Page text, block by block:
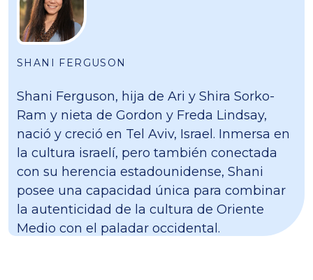
SHANI FERGUSON
Shani Ferguson, hija de Ari y Shira Sorko-
Ram y nieta de Gordon y Freda Lindsay,
nació y creció en Tel Aviv, Israel. Inmersa en
la cultura israelí, pero también conectada
con su herencia estadounidense, Shani
posee una capacidad única para combinar
la autenticidad de la cultura de Oriente
Medio con el paladar occidental.